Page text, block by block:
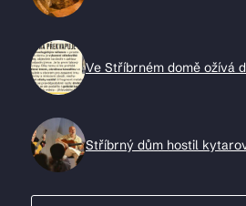
Ve Stříbrném domě ožívá
Stříbrný dům hostil